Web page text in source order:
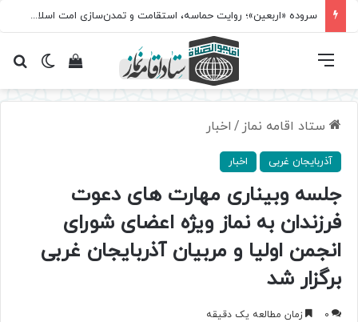
سروده‌ «اربعین»؛ روایت حماسه، استقامت و تمدن‌سازی امت اسلامی
تغییرمشاهده فهرست
ستاد اقامه نماز / اخبار
آذربایجان غربی اخبار
جلسه وبیناری مهارت‌ های دعوت
فرزندان به نماز ویژه اعضای شورای
انجمن اولیا و مربیان آذربایجان غربی
برگزار شد
0 زمان مطالعه یک دقیقه